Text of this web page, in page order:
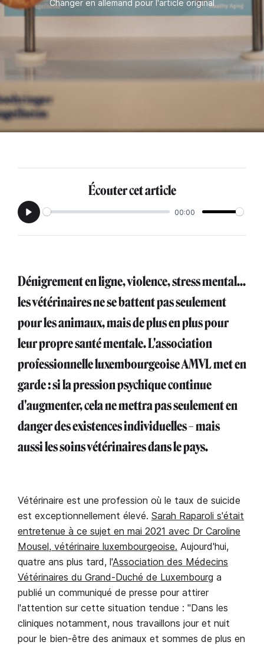
Changer en allemand pour l'article original
Écouter cet article
Play
00:00
Dénigrement en ligne, violence, stress mental...
les vétérinaires ne se battent pas seulement
pour les animaux, mais de plus en plus pour
leur propre santé mentale. L'association
professionnelle luxembourgeoise AMVL met en
garde : si la pression psychique continue
d'augmenter, cela ne mettra pas seulement en
danger des existences individuelles – mais
aussi les soins vétérinaires dans le pays.
Vétérinaire est une profession où le taux de suicide
est exceptionnellement élevé. Sarah Raparoli s'était
entretenue à ce sujet en mai 2021 avec Dr Caroline
Mousel, vétérinaire luxembourgeoise. Aujourd'hui,
quatre ans plus tard, l'Association des Médecins
Vétérinaires du Grand-Duché de Luxembourg a
publié un communiqué de presse pour attirer
l'attention sur cette situation tendue : "Dans les
cliniques notamment, nous travaillons jour et nuit
pour le bien-être des animaux et sommes de plus en